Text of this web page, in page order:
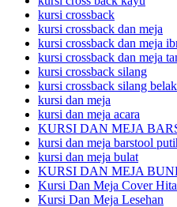
kursi crossback
kursi crossback dan meja
kursi crossback dan meja
kursi crossback dan meja
kursi crossback silang
kursi crossback silang
kursi dan meja
kursi dan meja acara
KURSI DAN MEJA
kursi dan meja barstool
kursi dan meja bulat
KURSI DAN MEJA
Kursi Dan Meja Cover
Kursi Dan Meja Lesehan